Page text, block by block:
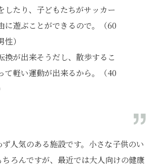
したり、子どもたちがサッカー
に遊ぶことができるので。（60
）
換が出来そうだし、散歩するこ
て軽い運動が出来るから。（40
人気のある施設です。小さな子供のい
ろんですが、最近では大人向けの健康